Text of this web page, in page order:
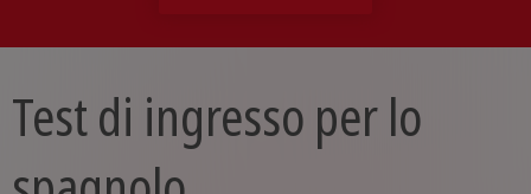
Test di ingresso per lo